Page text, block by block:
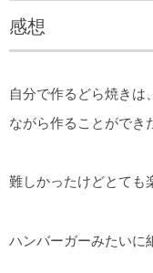
感想
自分で作るどら焼きは
ながら作ることができ
難しかったけどとても
ハンバーガーみたいに